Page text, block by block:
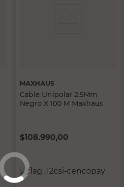
MAXHAUS
Cable Unipolar 2.5Mm
Negro X 100 M Maxhaus
$108.990,00